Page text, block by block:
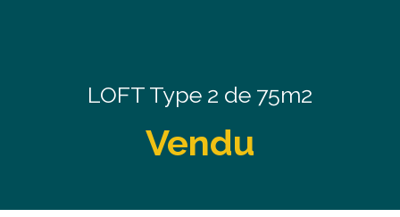
LOFT Type 2 de 75m2
Vendu